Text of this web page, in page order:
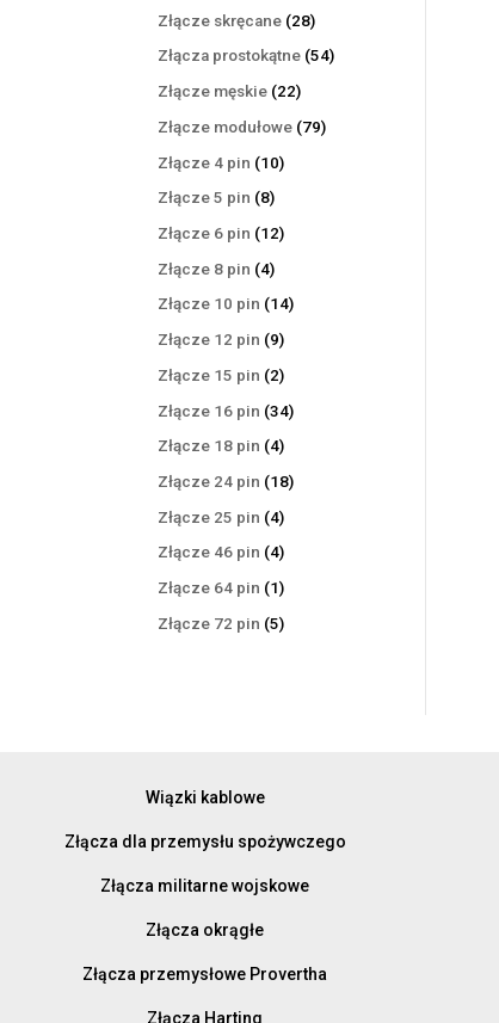
produktów
Złącze skręcane 2828
produktów
Złącza prostokątne 5454
Złącze męskie 2222
produkty
Złącze modułowe 7979
Złącze 4 pin 1010
Złącze 5 pin 88
produktów
Złącze 6 pin 1212
Złącze 8 pin 44
produkty
Złącze 10 pin 1414
Złącze 12 pin 99
produktów
Złącze 15 pin 22
produkty
Złącze 16 pin 3434
Złącze 18 pin 44
produkty
Złącze 24 pin 1818
Złącze 25 pin 44
produkty
Złącze 46 pin 44
produkty
Złącze 64 pin 11
produkt
Złącze 72 pin 55
Wiązki kablowe
Złącza dla przemysłu spożywczego
Złącza militarne wojskowe
Złącza okrągłe
Złącza przemysłowe Provertha
Złącza Harting